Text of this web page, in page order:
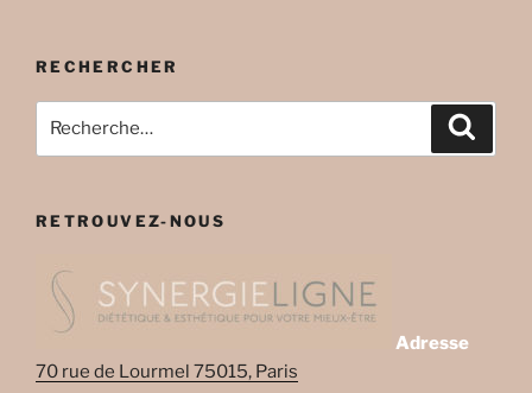
RECHERCHER
pour
RETROUVEZ-NOUS
Adresse
70 rue de Lourmel 75015, Paris